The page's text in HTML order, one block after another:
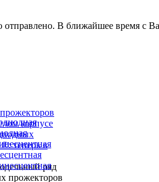
В ближайшее время с
теперь в
ряд
прожекторов